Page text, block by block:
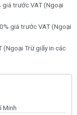
giá trước VAT (Ngoại
giá trước VAT (Ngoại
(Ngoại Trừ giấy in các
Minh